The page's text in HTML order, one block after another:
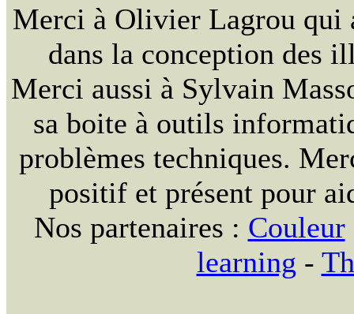
Merci à Olivier Lagrou qui
dans la conception des
Merci aussi à Sylvain
sa boite à outils
problèmes techniques.
positif et présent pour
Nos partenaires : Couleur
learning -